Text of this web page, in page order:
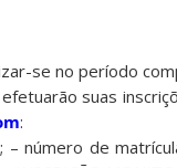
se no período
suas
:
número de